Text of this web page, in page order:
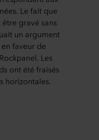
Le fait que
gravé sans
un argument
faveur de
Les
ont été fraisés
horizontales.